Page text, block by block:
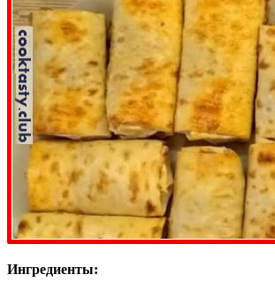
Ингредиенты: